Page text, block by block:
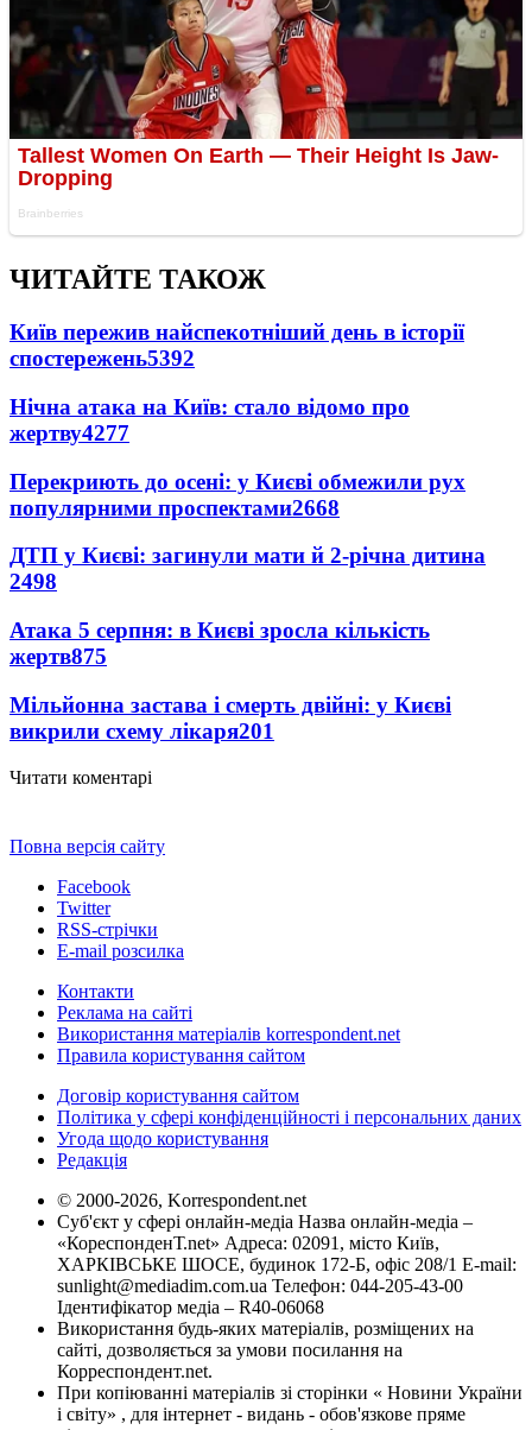
ЧИТАЙТЕ ТАКОЖ
Київ пережив найспекотніший день в історії
спостережень5392
Нічна атака на Київ: стало відомо про
жертву4277
Перекриють до осені: у Києві обмежили рух
популярними проспектами2668
ДТП у Києві: загинули мати й 2-річна дитина
2498
Атака 5 серпня: в Києві зросла кількість
жертв875
Мільйонна застава і смерть двійні: у Києві
викрили схему лікаря201
Читати коментарі
Повна версія сайту
Facebook
Twitter
RSS-стрічки
E-mail розсилка
Контакти
Реклама на сайті
Використання матеріалів korrespondent.net
Правила користування сайтом
Договір користування сайтом
Політика у сфері конфіденційності і персональних даних
Угода щодо користування
Редакція
© 2000-2026, Korrespondent.net
Суб'єкт у сфері онлайн-медіа Назва онлайн-медіа –
«КореспонденТ.net» Адреса: 02091, місто Київ,
ХАРКІВСЬКЕ ШОСЕ, будинок 172-Б, офіс 208/1 E-mail:
sunlight@mediadim.com.ua Телефон: 044-205-43-00
Ідентифікатор медіа – R40-06068
Використання будь-яких матеріалів, розміщених на
сайті, дозволяється за умови посилання на
Корреспондент.net.
При копіюванні матеріалів зі сторінки « Новини України
і світу» , для інтернет - видань - обов'язкове пряме